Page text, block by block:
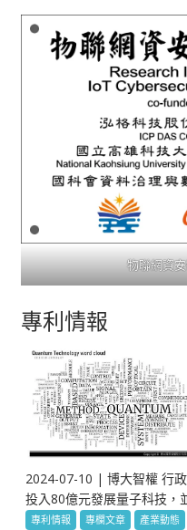
物聯網資
專利情報
2024-07-10 | 博大智權 行
投入80億元發展量子科技，
專利情報 專欄文章 產業動態